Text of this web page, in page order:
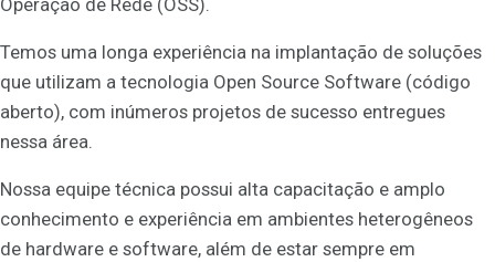
Operação de Rede (OSS).
Temos uma longa experiência na implantação de soluções
que utilizam a tecnologia Open Source Software (código
aberto), com inúmeros projetos de sucesso entregues
nessa área.
Nossa equipe técnica possui alta capacitação e amplo
conhecimento e experiência em ambientes heterogêneos
de hardware e software, além de estar sempre em